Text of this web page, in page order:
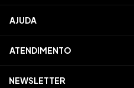
AJUDA
ATENDIMENTO
NEWSLETTER